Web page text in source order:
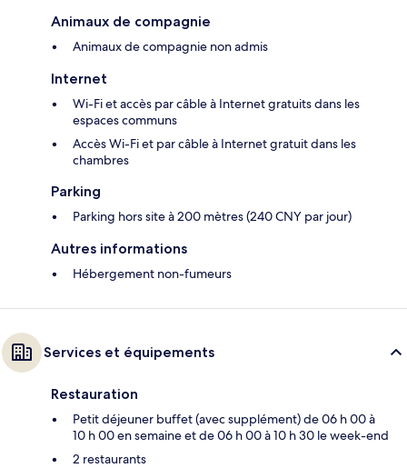
Animaux de compagnie
Animaux de compagnie non admis
Internet
Wi-Fi et accès par câble à Internet gratuits dans les
espaces communs
Accès Wi-Fi et par câble à Internet gratuit dans les
chambres
Parking
Parking hors site à 200 mètres (240 CNY par jour)
Autres informations
Hébergement non-fumeurs
Services et équipements
Restauration
Petit déjeuner buffet (avec supplément) de 06 h 00 à
10 h 00 en semaine et de 06 h 00 à 10 h 30 le week-end
2 restaurants